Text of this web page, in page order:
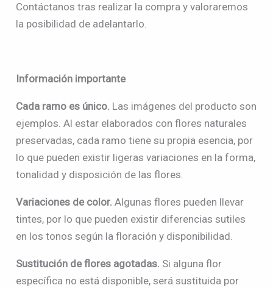
Contáctanos tras realizar la compra y valoraremos
la posibilidad de adelantarlo.
Información importante
Cada ramo es único. Las imágenes del producto son
ejemplos. Al estar elaborados con flores naturales
preservadas, cada ramo tiene su propia esencia, por
lo que pueden existir ligeras variaciones en la forma,
tonalidad y disposición de las flores.
Variaciones de color. Algunas flores pueden llevar
tintes, por lo que pueden existir diferencias sutiles
en los tonos según la floración y disponibilidad.
Sustitución de flores agotadas. Si alguna flor
específica no está disponible, será sustituida por